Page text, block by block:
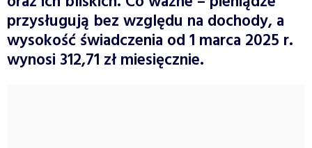
przysługują bez względu na dochody, a
wysokość świadczenia od 1 marca 2025 r.
wynosi 312,71 zł miesięcznie.